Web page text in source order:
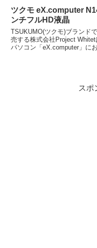
ツクモ eX.computer
ンチフルHD液晶
TSUKUMO(ツクモ)ブランド
売する株式会社Project
パソコン「eX.computer」に
スポ